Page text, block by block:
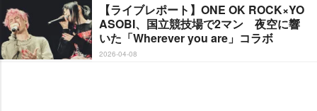
【ライブレポート】ONE OK ROCK×YO
ASOBI、国立競技場で2マン 夜空に響
いた「Wherever you are」コラボ
2026-04-08